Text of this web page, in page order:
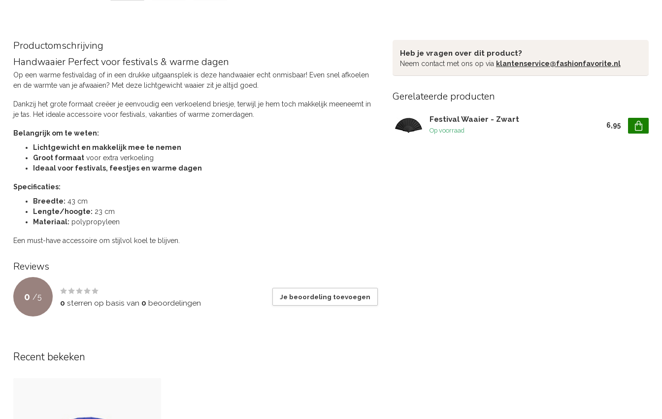
Productomschrijving
Handwaaier Perfect voor festivals & warme dagen
Op een warme festivaldag of in een drukke uitgaansplek is deze handwaaier echt onmisbaar! Even snel afkoelen
en de warmte van je afwaaien? Met deze lichtgewicht waaier zit je altijd goed.
Dankzij het grote formaat creëer je eenvoudig een verkoelend briesje, terwijl je hem toch makkelijk meeneemt in
je tas. Het ideale accessoire voor festivals, vakanties of warme zomerdagen.
Belangrijk om te weten:
Lichtgewicht en makkelijk mee te nemen
Groot formaat voor extra verkoeling
Ideaal voor festivals, feestjes en warme dagen
Specificaties:
Breedte: 43 cm
Lengte/hoogte: 23 cm
Materiaal: polypropyleen
Een must-have accessoire om stijlvol koel te blijven.
Reviews
0 /5
0 sterren op basis van 0 beoordelingen
Je beoordeling toevoegen
Heb je vragen over dit product?
Neem contact met ons op via klantenservice@fashionfavorite.nl
Gerelateerde producten
Festival Waaier - Zwart
Op voorraad
6,95
Recent bekeken